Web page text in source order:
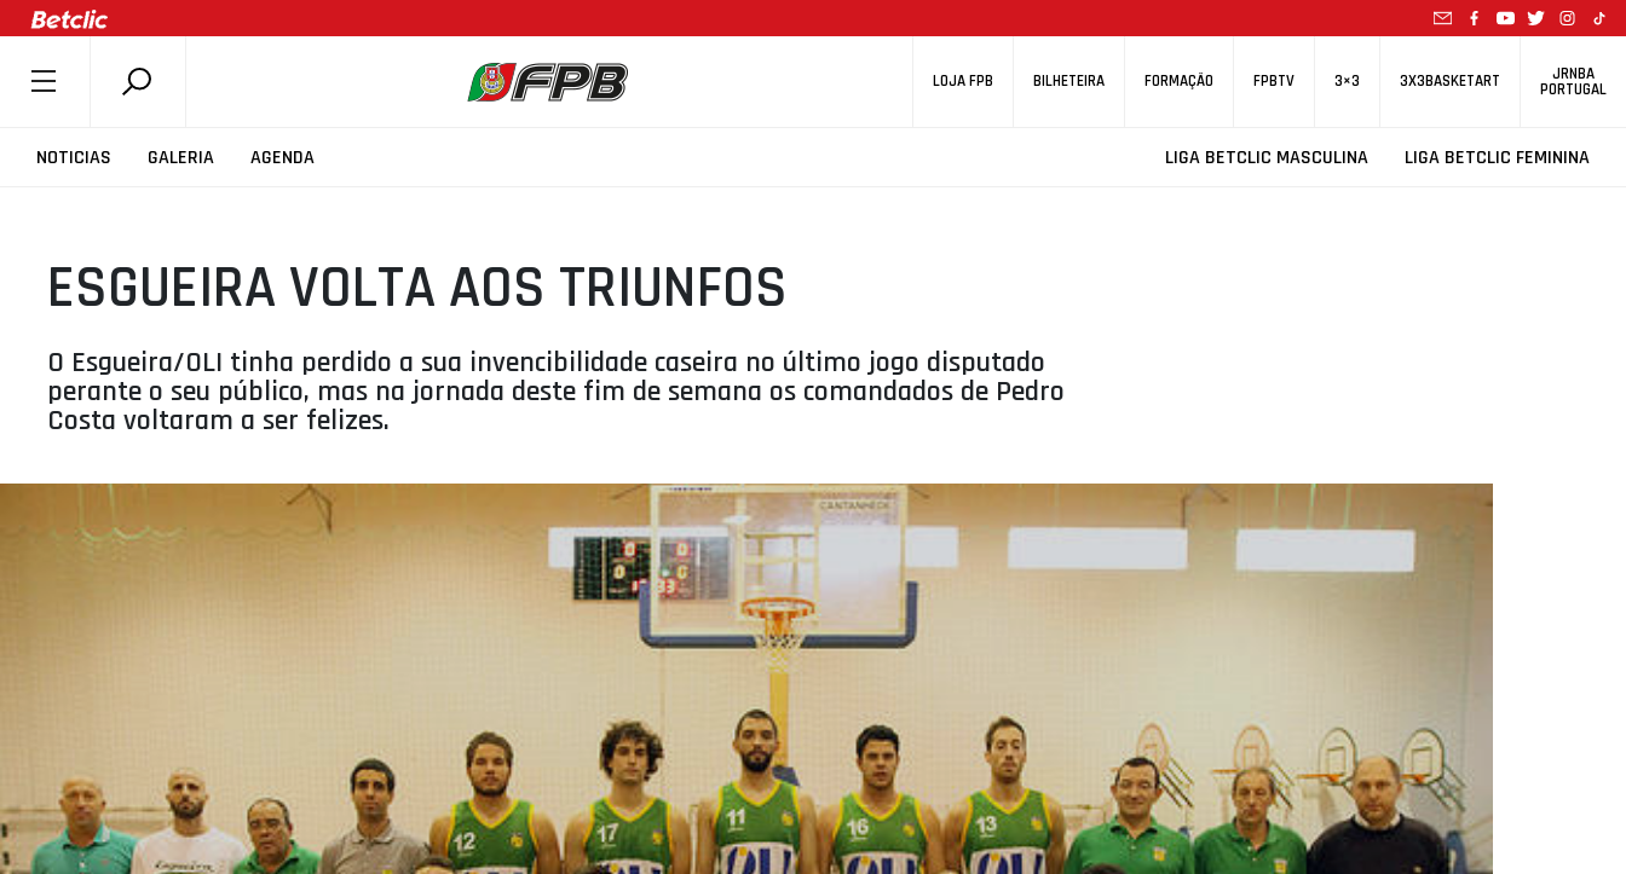
LOJA FPB BILHETEIRA FORMAÇÃO FPBTV 3×3 3X3BASKETART JRNBA
PORTUGAL
NOTICIAS GALERIA AGENDA LIGA BETCLIC MASCULINA LIGA BETCLIC FEMININA
SOBRE A FPB
COMPETIÇÕES
ASSOCIAÇÕES
CLUBES
AGENTES
SELEÇÕES
MINIBASQUETE
ÁREA TÉCNICA
PROJETOS
ESGUEIRA VOLTA AOS TRIUNFOS
O Esgueira/OLI tinha perdido a sua invencibilidade caseira no último jogo disputado
perante o seu público, mas na jornada deste fim de semana os comandados de Pedro
Costa voltaram a ser felizes.